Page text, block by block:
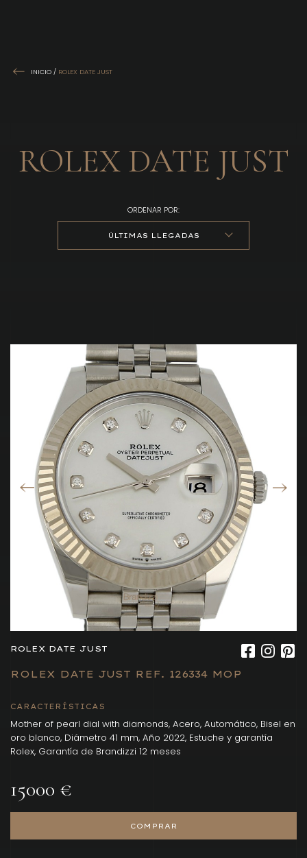
INICIO / ROLEX DATE JUST
ROLEX DATE JUST
ORDENAR POR:
ÚLTIMAS LLEGADAS
ROLEX DATE JUST
ROLEX DATE JUST REF. 126334 MOP
CARACTERÍSTICAS
Mother of pearl dial with diamonds, Acero, Automático, Bisel en
oro blanco, Diámetro 41 mm, Año 2022, Estuche y garantía
Rolex, Garantía de Brandizzi 12 meses
15000 €
COMPRAR